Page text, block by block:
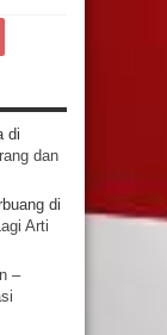
di
dan
di
Arti
–